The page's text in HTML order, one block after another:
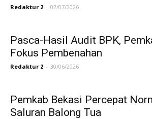
Redaktur 2 - 02/07/2026
Pasca-Hasil Audit BPK,
Fokus Pembenahan
Redaktur 2 - 30/06/2026
Pemkab Bekasi Percepat
Saluran Balong Tua